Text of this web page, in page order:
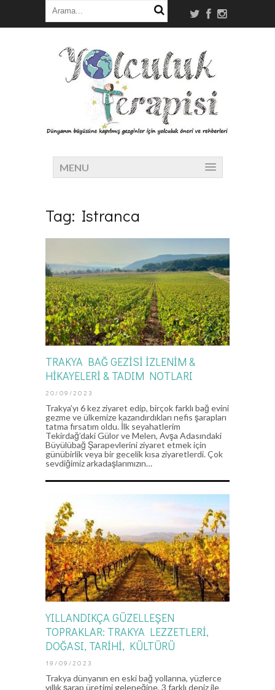
MENU
Tag: Istranca
TRAKYA BAĞ GEZİSİ İZLENİM &
HİKAYELERİ & TADIM NOTLARI
20/09/2023
Trakya’yı 6 kez ziyaret edip, birçok farklı bağ evini
gezme ve ülkemize kazandırdıkları nefis şarapları
tatma fırsatım oldu. İlk seyahatlerim
Tekirdağ’daki Gülor ve Melen, Avşa Adasındaki
Büyülübağ Şarapevlerini ziyaret etmek için
günübirlik veya bir gecelik kısa ziyaretlerdi. Çok
sevdiğimiz arkadaşlarımızın…
YILLANDIKÇA GÜZELLEŞEN
TOPRAKLAR: TRAKYA LEZZETLERİ,
DOĞASI, TARİHİ, KÜLTÜRÜ
19/09/2023
Trakya dünyanın en eski bağ yollarına, yüzlerce
yıllık şarap üretimi geleneğine, 3 farklı deniz ile